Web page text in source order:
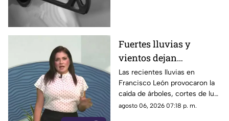
Fuertes lluvias y
vientos dejan
viviendas dañadas en
Francisco León,
Chiapas
Las recientes lluvias en
Francisco León provocaron la
caída de árboles, cortes de luz
y daños en casas de la
agosto 06, 2026 07:18 p. m.